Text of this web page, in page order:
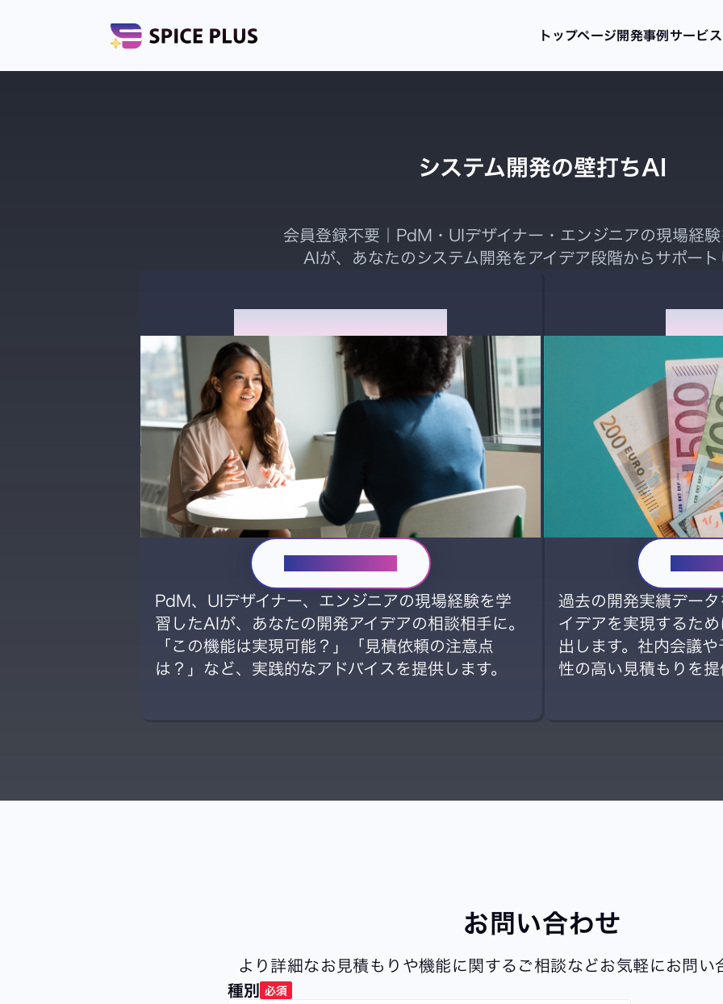
トップページ開発事例サービス
システム開発の壁打ちAI
会員登録不要｜PdM・UIデザイナー・エンジニアの現場経
AIが、あなたのシステム開発をアイデア段階からサポート
壁打ちを始める
PdM、UIデザイナー、エンジニアの現場経験を学
習したAIが、あなたの開発アイデアの相談相手に。
「この機能は実現可能？」「見積依頼の注意点
は？」など、実践的なアドバイスを提供します。
AI見
過去の開発実績デー
イデアを実現するた
出します。社内会議
性の高い見積もりを提
お問い合わせ
より詳細なお見積もりや機能に関するご相談などお気軽にお問い
種別 必須